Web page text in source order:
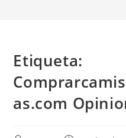
Etiqueta:
as.com